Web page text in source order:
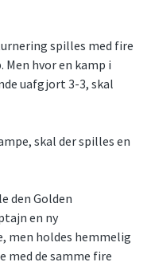
spilles med fire
hvor en kamp i
uafgjort 3-3, skal
skal der spilles en
den Golden
en ny
men holdes hemmelig
med de samme fire